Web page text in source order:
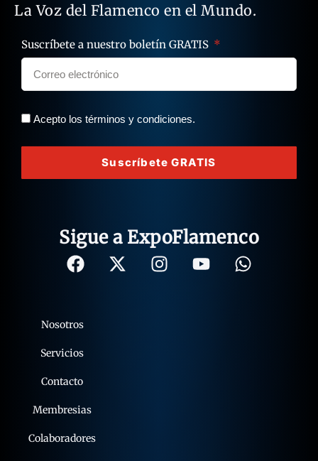
La Voz del Flamenco en el Mundo.
Suscríbete a nuestro boletín GRATIS
Acepto los términos y condiciones.
Suscríbete GRATIS
Sigue a ExpoFlamenco
Nosotros
Servicios
Contacto
Membresias
Colaboradores